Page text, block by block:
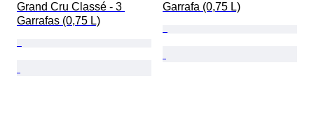
Grand Cru Classé - 3
Garrafas (0,75 L)
Garrafa (0,75 L)